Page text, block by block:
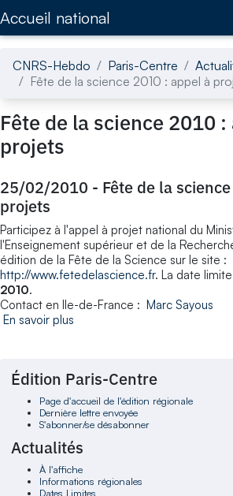
Accueil national
CNRS-Hebdo Paris-Centre
Fête de la science 2010 : appel à
Fête de la science 2010 :
projets
25/02/2010 - Fête de la
projets
Participez à l'appel à projet national du
l'Enseignement supérieur et de la
édition de la Fête de la Science sur le site :
http://www.fetedelascience.fr. La date
2010.
Contact en Ile-de-France : Marc Sayous
En savoir plus
Édition Paris-Centre
Page d'accueil de l'édition régionale
Dernière lettre envoyée
S'abonner/se désabonner
Actualités
À l'affiche
Informations régionales
Dates Limites